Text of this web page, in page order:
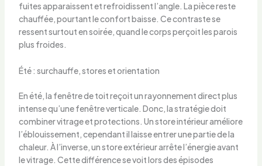
fuites apparaissent et refroidissent l’angle. La pièce reste
chauffée, pourtant le confort baisse. Ce contraste se
ressent surtout en soirée, quand le corps perçoit les parois
plus froides.
Été : surchauffe, stores et orientation
En été, la fenêtre de toit reçoit un rayonnement direct plus
intense qu’une fenêtre verticale. Donc, la stratégie doit
combiner vitrage et protections. Un store intérieur améliore
l’éblouissement, cependant il laisse entrer une partie de la
chaleur. À l’inverse, un store extérieur arrête l’énergie avant
le vitrage. Cette différence se voit lors des épisodes